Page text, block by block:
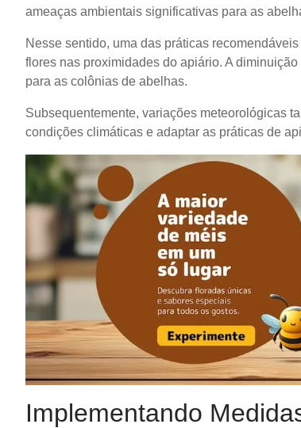
ameaças ambientais significativas para as
Nesse sentido, uma das práticas
flores nas proximidades do apiário. A
para as colônias de abelhas.
Subsequentemente, variações meteorológicas
condições climáticas e adaptar as práticas de
Implementando